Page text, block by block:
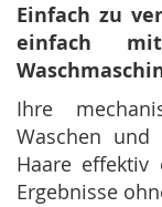
Einfach zu
einfach
Ihre
Waschen
Haare
Ergebnisse